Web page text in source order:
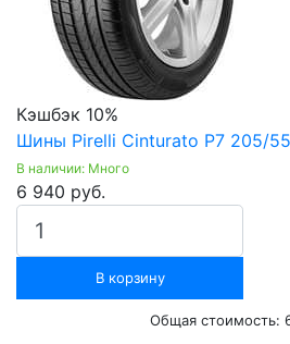
Кэшбэк 10%
Шины Pirelli Cinturato P7 205/55
В наличии: Много
6 940 руб.
В корзину
Общая стоимость: